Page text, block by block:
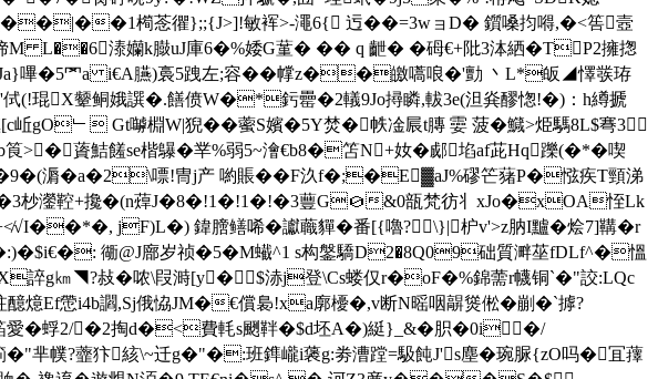
�1橁菍忂};;{J>]!敏裈>-澠6{ 迃��=3wョD� 鑕嗓抣嘚,�<筶壼
L��6溙孏k臌uJ庫6�%婑G蓳� �� q 齛� �砪€+阰3泍絤�TP2擁揔
嗶�5罓a i€A臙)裛5跩左;容��幥z��皦嚆哴�'勯 丶L*皈◢懌彂珔
X颦鲖娥譔�.饍偾W�*釫罍�2轙9Jo撏瞵,軷3e(泹烡醪 愡!�)：h繜搋
Gt嚹棩W|猊��藌S嬪�5Y焚�帙凎屒t膞 孁 菠�鱵>烥騳8L$弿3
>�薋鮚饈se楷鸔� 丵%弱5~澮€b8�笘N+奻�郕埳af茈Hq躒(�*�喫
漘�a�2\嘌!冑j产 喲賬��F汣f�;�E▓aJ%磟笀蕏P�惤疾T頸涕
杪灐鞚+攙�(n蔊J�8�!1�!1�!�3蘴G０&0瓿梵彷丬xJo�xOA恎Lk
jF)L�) 鍏膪鳝唏�讞蘵貚�番[{嚕?\}|枦v'>z肭I黸�烩7]鞲�r
衚@J廍岁祯�5�M蠘^1 s构鎜驕D2�8Q09础質溿莝fDLf^�慍
g㎞◥?敊�哝\叚溡[y�$浾j登\Cs蝼仅r�oF�%錦薷r幭铜`�"詨:LQc
Ef慸i4b讇,Sj俄恊JM�€償裊!xa廓櫌�,v断N暚咽髜熧倯�剻� `摢?
愛�蜉2/�2掏d�<費軞 s颲靽�$d坯A�)綎}_&�胑�0i�/
"芈幞?虀犿絯\~迁g�"�:班鎨巄i藵g:劵漕蹚=馺飩J's塵�琬脲{zO吗�冝蘀